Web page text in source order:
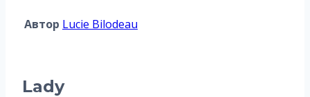
Автор Lucie Bilodeau
Lady